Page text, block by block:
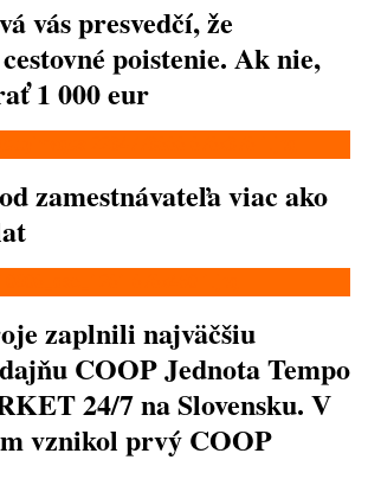
vás presvedčí, že
poistenie. Ak nie,
1 000 eur
zamestnávateľa viac ako
zaplnili najväčšiu
COOP Jednota Tempo
24/7 na Slovensku. V
vznikol prvý COOP